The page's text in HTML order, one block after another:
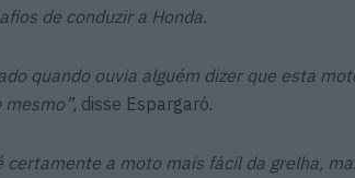
de conduzir a Honda.
quando ouvia alguém dizer que esta
disse Espargaró.
certamente a moto mais fácil da grelha,